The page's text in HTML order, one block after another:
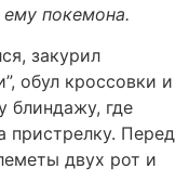
ему покемона.
закурил
обул кроссовки и
блиндажу, где
пристрелку. Перед
двух рот и